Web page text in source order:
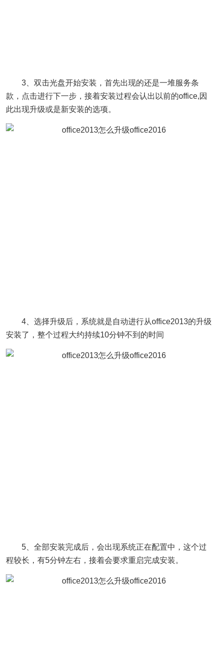
3、双击光盘开始安装，首先出现的还是一堆服务条
款，点击进行下一步，接着安装过程会认出以前的office,因
此出现升级或是新安装的选项。
4、选择升级后，系统就是自动进行从office2013的升级
安装了，整个过程大约持续10分钟不到的时间
5、全部安装完成后，会出现系统正在配置中，这个过
程较长，有5分钟左右，接着会要求重启完成安装。